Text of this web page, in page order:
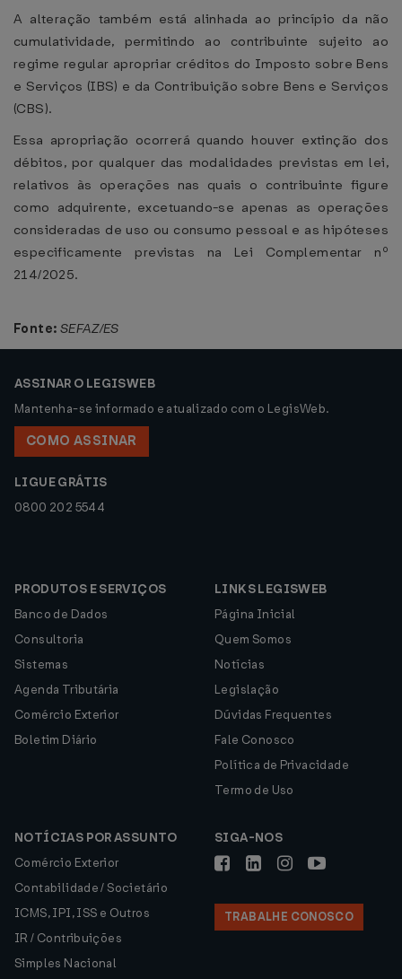
A alteração também está alinhada ao princípio da não
cumulatividade, permitindo ao contribuinte sujeito ao
regime regular apropriar créditos do Imposto sobre Bens
e Serviços (IBS) e da Contribuição sobre Bens e Serviços
(CBS).
Essa apropriação ocorrerá quando houver extinção dos
débitos, por qualquer das modalidades previstas em lei,
relativos às operações nas quais o contribuinte figure
como adquirente, excetuando-se apenas as operações
consideradas de uso ou consumo pessoal e as hipóteses
especificamente previstas na Lei Complementar nº
214/2025.
Fonte: SEFAZ/ES
ASSINAR O LEGISWEB
Mantenha-se informado e atualizado com o LegisWeb.
COMO ASSINAR
LIGUE GRÁTIS
0800 202 5544
PRODUTOS E SERVIÇOS
Banco de Dados
Consultoria
Sistemas
Agenda Tributária
Comércio Exterior
Boletim Diário
LINKS LEGISWEB
Página Inicial
Quem Somos
Notícias
Legislação
Dúvidas Frequentes
Fale Conosco
Política de Privacidade
Termo de Uso
NOTÍCIAS POR ASSUNTO
Comércio Exterior
Contabilidade / Societário
ICMS, IPI, ISS e Outros
IR / Contribuições
Simples Nacional
SIGA-NOS
TRABALHE CONOSCO